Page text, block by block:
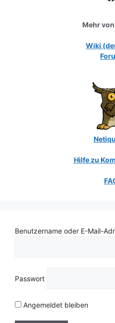
Mehr
Wiki
Hilfe zu
Benutzername oder E-Mail-
Passwort
Angemeldet bleiben